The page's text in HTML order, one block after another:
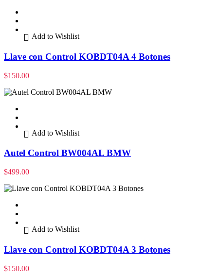
Add to Wishlist
Llave con Control KOBDT04A 4 Botones
$150.00
Add to Wishlist
Autel Control BW004AL BMW
$499.00
Add to Wishlist
Llave con Control KOBDT04A 3 Botones
$150.00